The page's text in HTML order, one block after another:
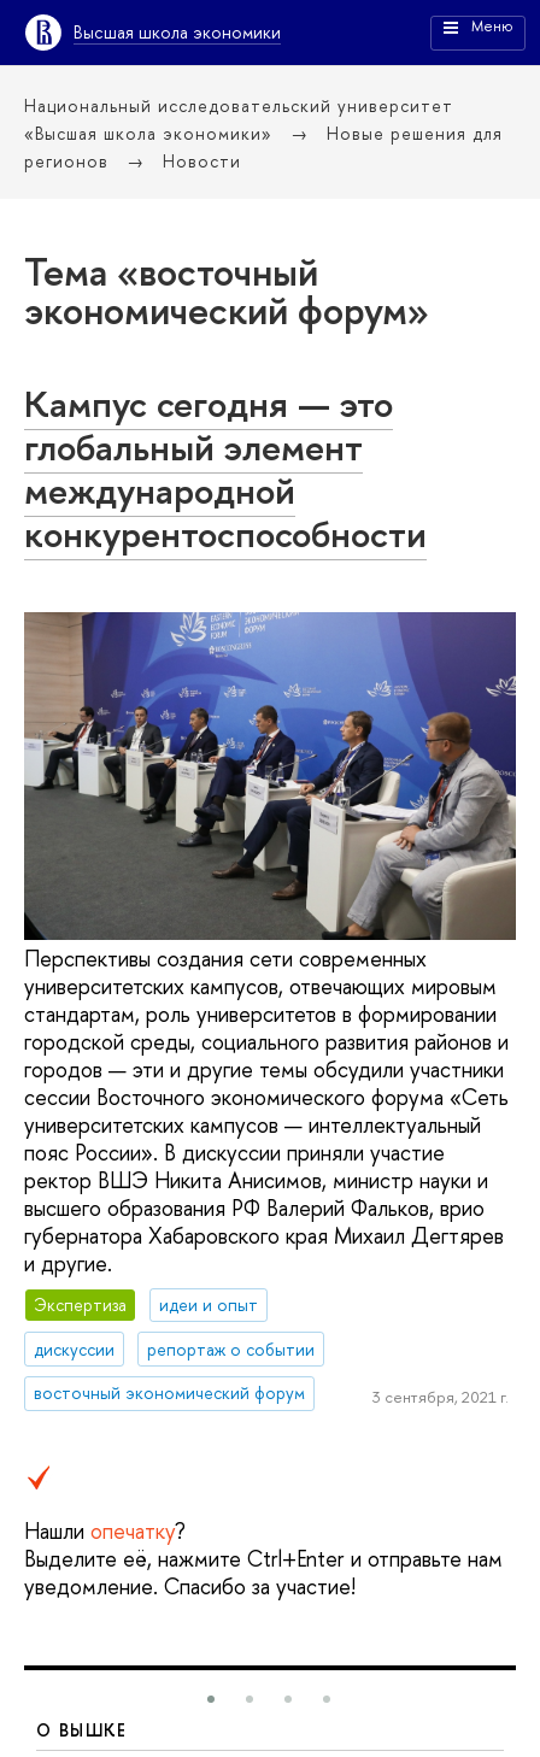
Высшая школа экономики Меню
Национальный исследовательский университет
«Высшая школа экономики»
Новые решения для
регионов
Новости
Тема «восточный
экономический форум»
Кампус сегодня — это
глобальный элемент
международной
конкурентоспособности
Перспективы создания сети современных
университетских кампусов, отвечающих мировым
стандартам, роль университетов в формировании
городской среды, социального развития районов и
городов — эти и другие темы обсудили участники
сессии Восточного экономического форума «Сеть
университетских кампусов — интеллектуальный
пояс России». В дискуссии приняли участие
ректор ВШЭ Никита Анисимов, министр науки и
высшего образования РФ Валерий Фальков, врио
губернатора Хабаровского края Михаил Дегтярев
и другие.
Экспертиза
идеи и опыт
дискуссии
репортаж о событии
восточный экономический форум
3 сентября, 2021 г.
Нашли опечатку?
Выделите её, нажмите Ctrl+Enter и отправьте нам
уведомление. Спасибо за участие!
О ВЫШКЕ